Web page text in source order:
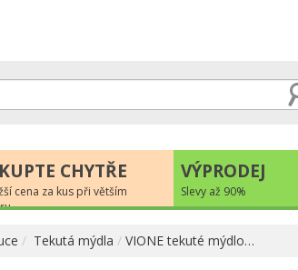
CHYTŘE
cena za kus při větším
VÝPRODEJ
Slevy až 90%
Tekutá mýdla VIONE tekuté mýdlo…